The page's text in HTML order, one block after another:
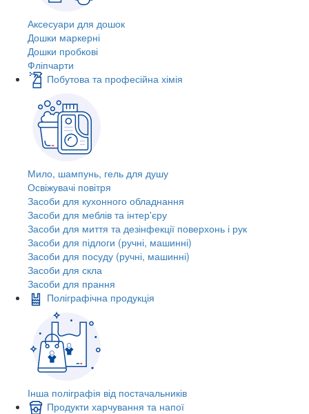
Аксесуари для дошок
Дошки маркерні
Дошки пробкові
Фліпчарти
Побутова та професійна хімія
Мило, шампунь, гель для душу
Освіжувачі повітря
Засоби для кухонного обладнання
Засоби для меблів та інтер'єру
Засоби для миття та дезінфекції поверхонь і рук
Засоби для підлоги (ручні, машинні)
Засоби для посуду (ручні, машинні)
Засоби для скла
Засоби для прання
Поліграфічна продукція
Інша поліграфія від постачальників
Продукти харчування та напої